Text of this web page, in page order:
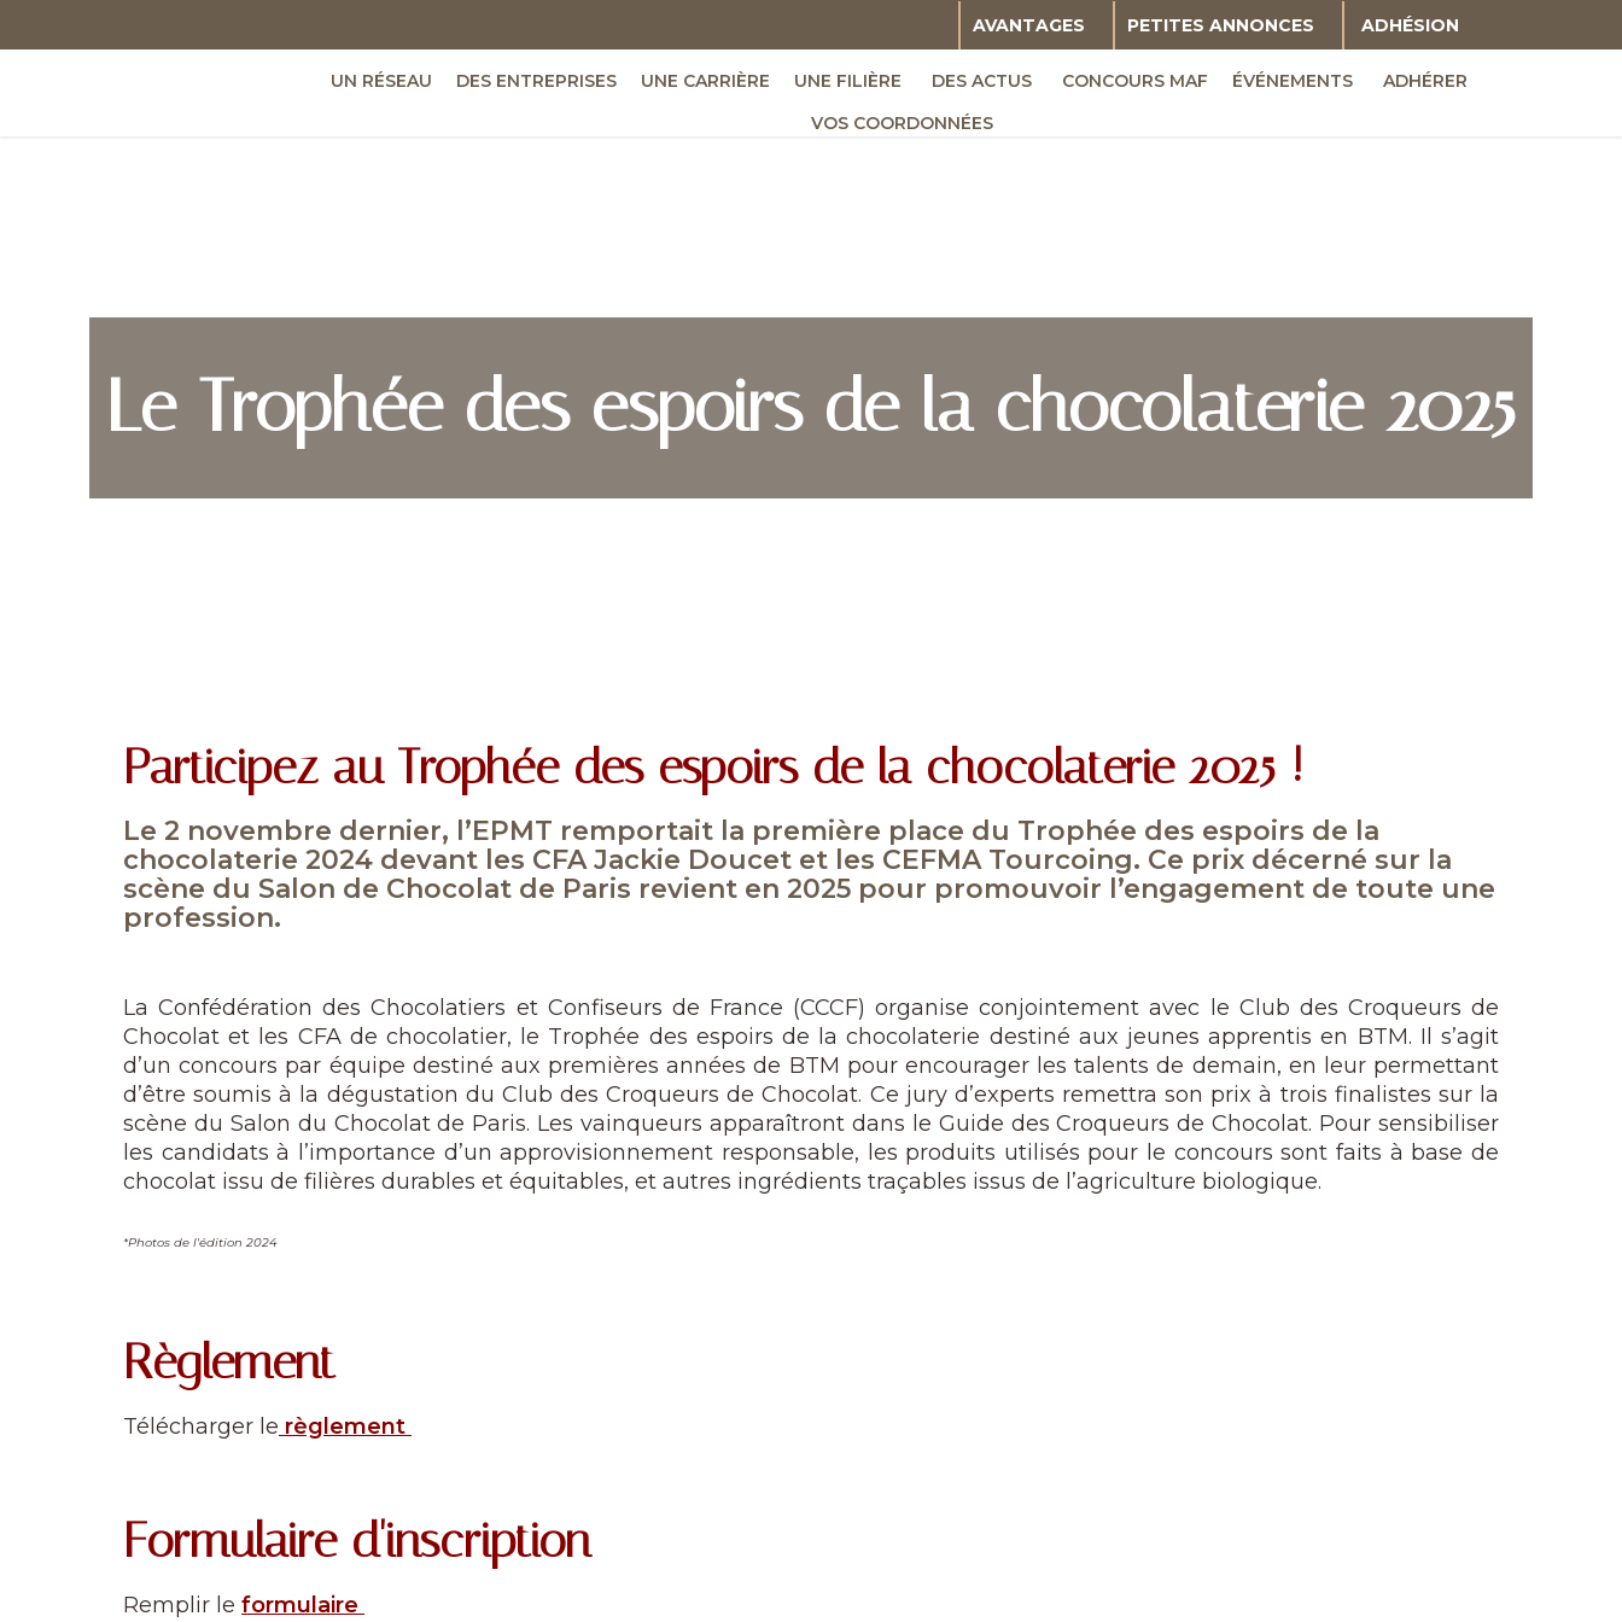
AVANTAGES PETITES ANNONCES ADHÉSION
UN RÉSEAU DES ENTREPRISES UNE CARRIÈRE UNE FILIÈRE DES ACTUS CONCOURS MAF ÉVÉNEMENTS
ADHÉRER
VOS COORDONNÉES
Le Trophée des espoirs de la chocolaterie 2025
Participez au Trophée des espoirs de la chocolaterie 2025 !
Le 2 novembre dernier, l’EPMT remportait la première place du Trophée des espoirs de la
chocolaterie 2024 devant les CFA Jackie Doucet et les CEFMA Tourcoing. Ce prix décerné sur la
scène du Salon de Chocolat de Paris revient en 2025 pour promouvoir l’engagement de toute une
profession.
La Confédération des Chocolatiers et Confiseurs de France (CCCF) organise conjointement avec le Club des Croqueurs de
Chocolat et les CFA de chocolatier, le Trophée des espoirs de la chocolaterie destiné aux jeunes apprentis en BTM. Il s’agit
d’un concours par équipe destiné aux premières années de BTM pour encourager les talents de demain, en leur permettant
d’être soumis à la dégustation du Club des Croqueurs de Chocolat. Ce jury d’experts remettra son prix à trois finalistes sur la
scène du Salon du Chocolat de Paris. Les vainqueurs apparaîtront dans le Guide des Croqueurs de Chocolat. Pour sensibiliser
les candidats à l’importance d’un approvisionnement responsable, les produits utilisés pour le concours sont faits à base de
chocolat issu de filières durables et équitables, et autres ingrédients traçables issus de l’agriculture biologique.
*Photos de l'édition 2024
Règlement
Télécharger le règlement
Formulaire d'inscription
Remplir le formulaire